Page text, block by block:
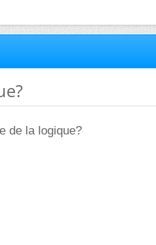
de la logique?